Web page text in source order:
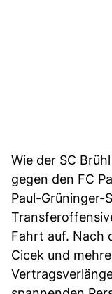
Wie der SC
gegen den FC
Paul-Grüninger-
Fahrt auf. Nach
Cicek und